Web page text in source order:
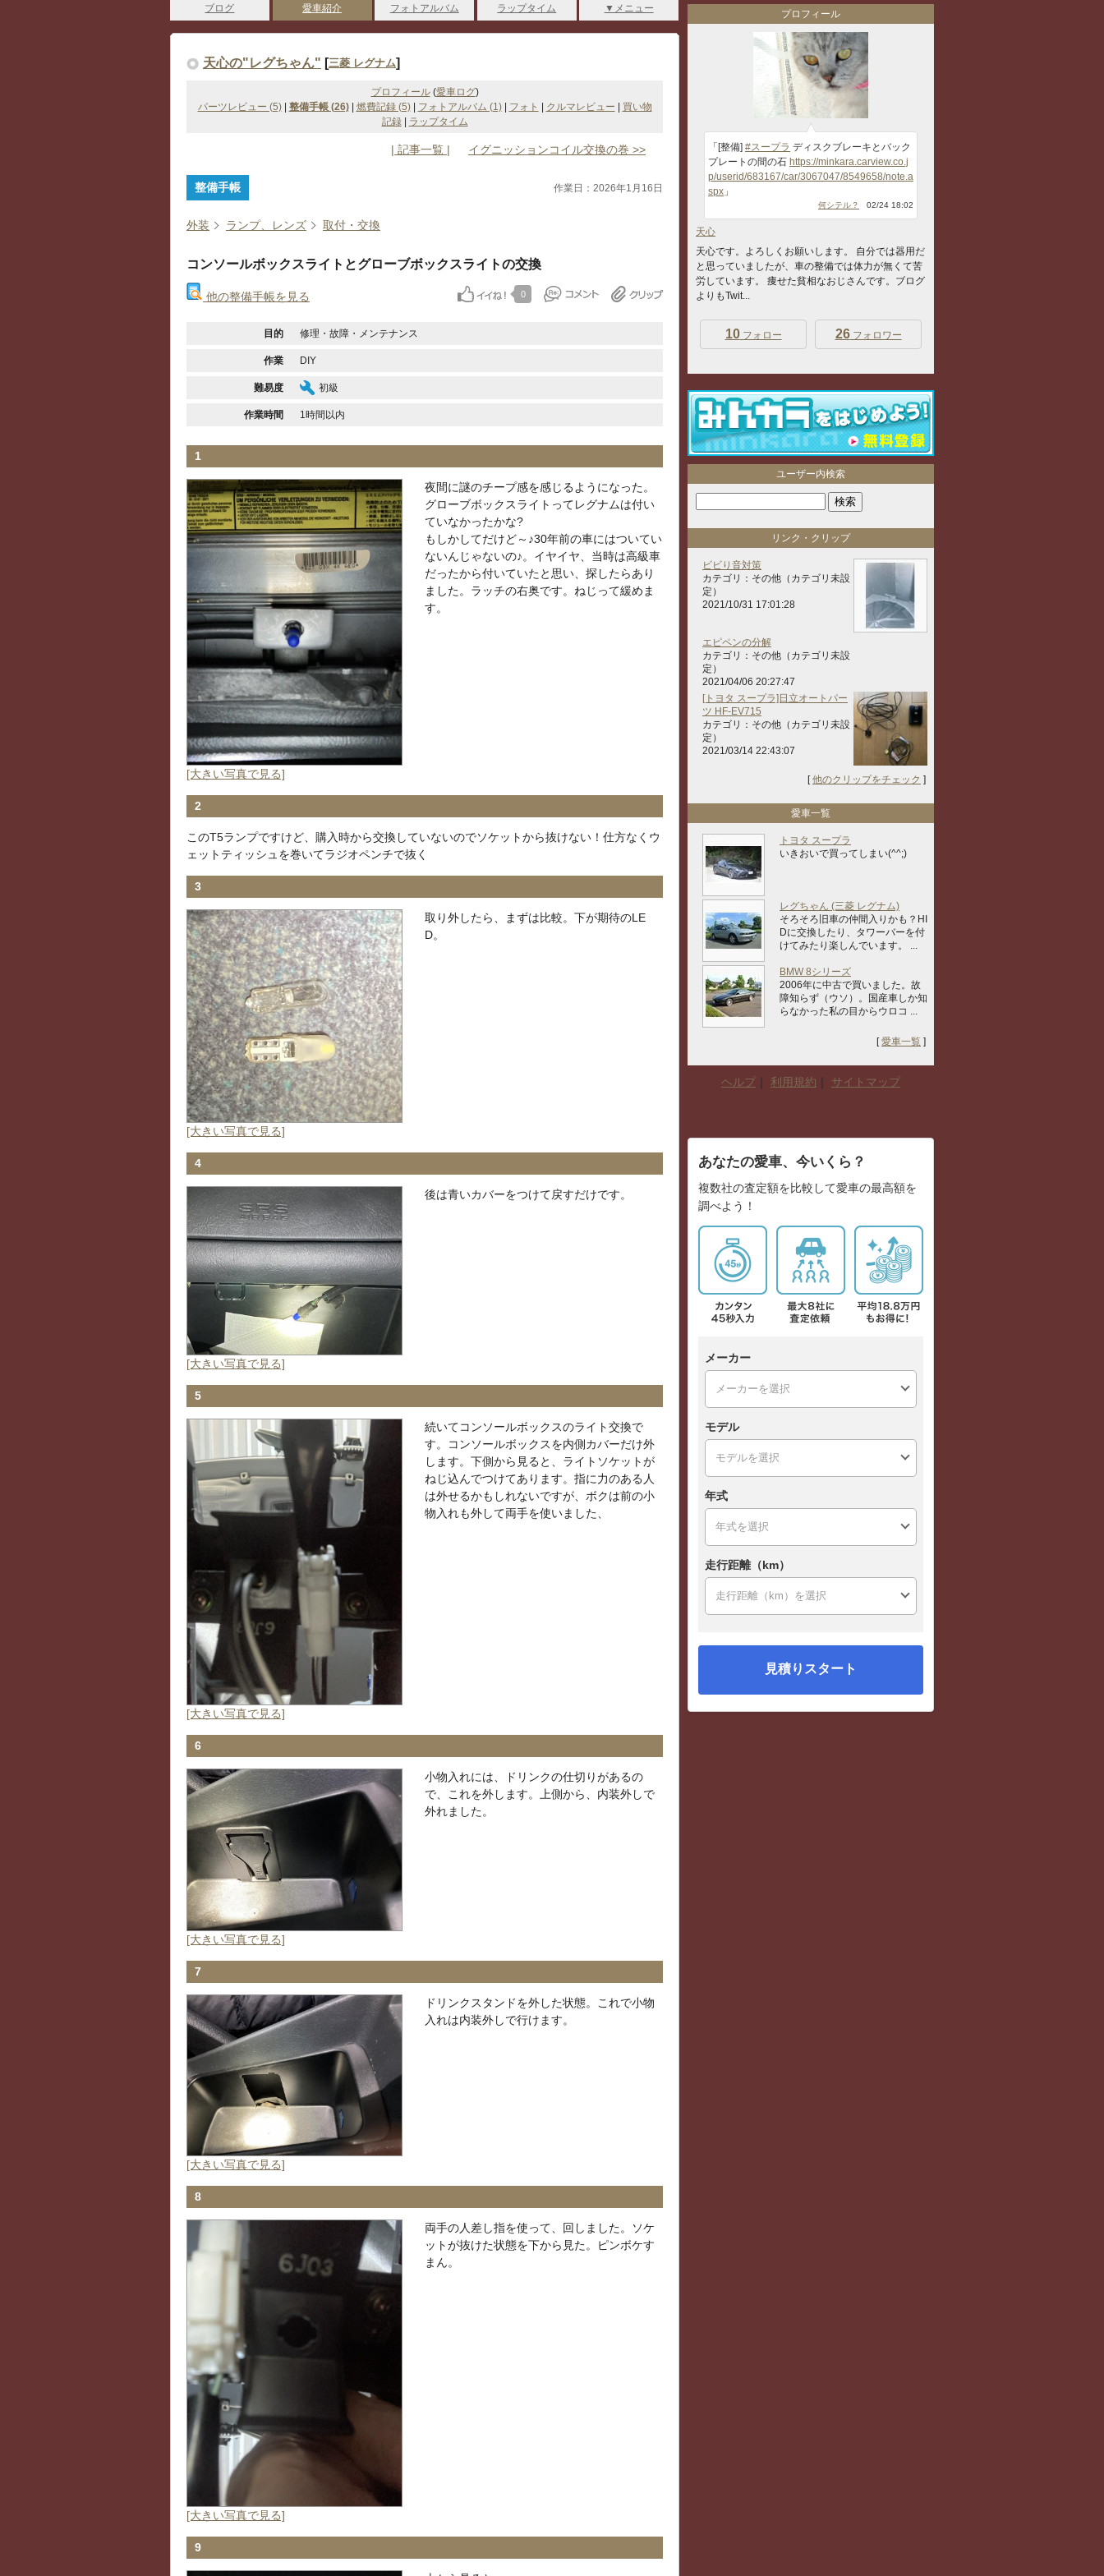
ブログ 愛車紹介 フォトアルバム ラップタイム ▼メニュー
天心の"レグちゃん" [三菱 レグナム]
プロフィール(愛車ログ)
パーツレビュー (5)| 整備手帳 (26)| 燃費記録 (5)| フォトアルバム (1)| フォト クルマレビュー
買い物
記録| ラップタイム
| 記事一覧 | イグニッションコイル交換の巻 >>
整備手帳 作業日：2026年1月16日
外装 ランプ、レンズ 取付・交換
コンソールボックスライトとグローブボックスライトの交換
他の整備手帳を見る 0
目的 修理・故障・メンテナンス
作業 DIY
難易度 初級
作業時間 1時間以内
1
[大きい写真で見る]
夜間に謎のチープ感を感じるようになった。
グローブボックスライトってレグナムは付い
ていなかったかな?
もしかしてだけど～♪30年前の車にはついてい
ないんじゃないの♪。イヤイヤ、当時は高級車
だったから付いていたと思い、探したらあり
ました。ラッチの右奥です。ねじって緩めま
す。
2
このT5ランプですけど、購入時から交換していないのでソケットから抜けない！仕方なくウ
ェットティッシュを巻いてラジオペンチで抜く
3
[大きい写真で見る]
取り外したら、まずは比較。下が期待のLE
D。
4
[大きい写真で見る]
後は青いカバーをつけて戻すだけです。
5
[大きい写真で見る]
続いてコンソールボックスのライト交換で
す。コンソールボックスを内側カバーだけ外
します。下側から見ると、ライトソケットが
ねじ込んでつけてあります。指に力のある人
は外せるかもしれないですが、ボクは前の小
物入れも外して両手を使いました、
6
[大きい写真で見る]
小物入れには、ドリンクの仕切りがあるの
で、これを外します。上側から、内装外しで
外れました。
7
[大きい写真で見る]
ドリンクスタンドを外した状態。これで小物
入れは内装外しで行けます。
8
[大きい写真で見る]
両手の人差し指を使って、回しました。ソケ
ットが抜けた状態を下から見た。ピンボケす
まん。
9
プロフィール
「[整備] #スープラ ディスクブレーキとバック
プレートの間の石 https://minkara.carview.co.j
p/userid/683167/car/3067047/8549658/note.a
spx 」
何シテル？ 02/24 18:02
天心
天心です。よろしくお願いします。 自分では器用だ
と思っていましたが、車の整備では体力が無くて苦
労しています。 痩せた貧相なおじさんです。ブログ
よりもTwit...
10フォロー 26フォロワー
ユーザー内検索
リンク・クリップ
ビビり音対策
カテゴリ：その他（カテゴリ未設
定）
2021/10/31 17:01:28
エピペンの分解
カテゴリ：その他（カテゴリ未設
定）
2021/04/06 20:27:47
[トヨタ スープラ]日立オートパー
ツ HF-EV715
カテゴリ：その他（カテゴリ未設
定）
2021/03/14 22:43:07
[他のクリップをチェック ]
愛車一覧
トヨタ スープラ
いきおいで買ってしまい(^^;)
レグちゃん (三菱 レグナム)
そろそろ旧車の仲間入りかも？HI
Dに交換したり、タワーバーを付
けてみたり楽しんでいます。 ...
BMW 8シリーズ
2006年に中古で買いました。故
障知らず（ウソ）。国産車しか知
らなかった私の目からウロコ ...
[愛車一覧 ]
ヘルプ 利用規約 サイトマップ
あなたの愛車、今いくら？
複数社の査定額を比較して愛車の最高額を
調べよう！
メーカー
モデル
年式
走行距離（km）
見積りスタート